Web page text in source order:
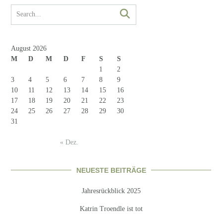
August 2026
M
D M D F S
S
1
2
3
4 5 6 7 8
9
10
11 12 13 14 15
16
17
18 19 20 21 22
23
24
25 26 27 28 29
30
31
« Dez.
NEUESTE BEITRÄGE
Jahresrückblick 2025
Katrin Troendle ist tot